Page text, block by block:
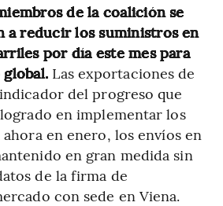
de la coalición se
a reducir los suministros en
por día este mes para
Las exportaciones de
del progreso que
en implementar los
en enero, los envíos en
en gran medida sin
de la firma de
con sede en Viena.